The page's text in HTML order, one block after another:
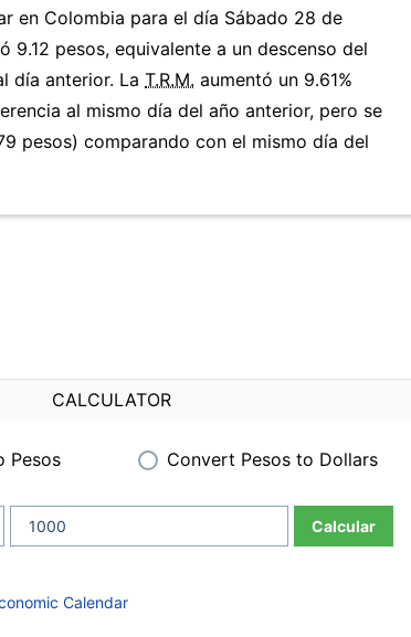
en Colombia para el día Sábado 28 de
9.12 pesos, equivalente a un descenso del
día anterior. La T.R.M. aumentó un 9.61%
al mismo día del año anterior, pero se
pesos) comparando con el mismo día del
CALCULATOR
Pesos Convert Pesos to Dollars
Calcular
Calendar